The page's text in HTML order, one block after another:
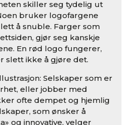
skiller seg tydelig ut
bruker logofargene
å snuble. Farger som
gjør seg kanskje
En rød logo fungerer,
slett ikke å gjøre det.
Selskaper som er
eller jobber med
ofte dempet og hjemlig
som ønsker å
og innovative, velger